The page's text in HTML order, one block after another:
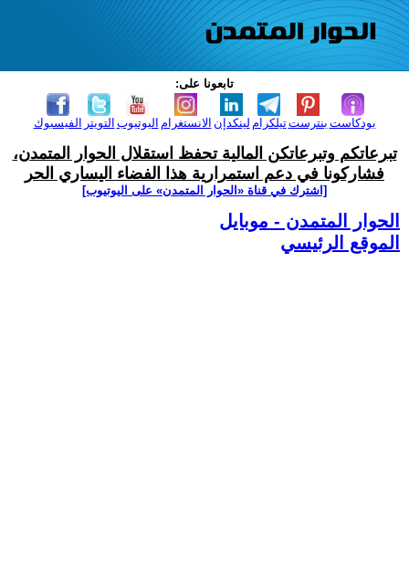
تابعونا على:
الفيسبوك التويتر اليوتيوب الانستغرام لينكدإن تيلكرامبنترست بودكاست
تبرعاتكم وتبرعاتكن المالية تحفظ استقلال الحوار المتمدن،
فشاركونا في دعم استمرارية هذا الفضاء اليساري الحر
[اشترك في قناة ‫«الحوار المتمدن» على اليوتيوب]
الحوار المتمدن - موبايل
الموقع الرئيسي